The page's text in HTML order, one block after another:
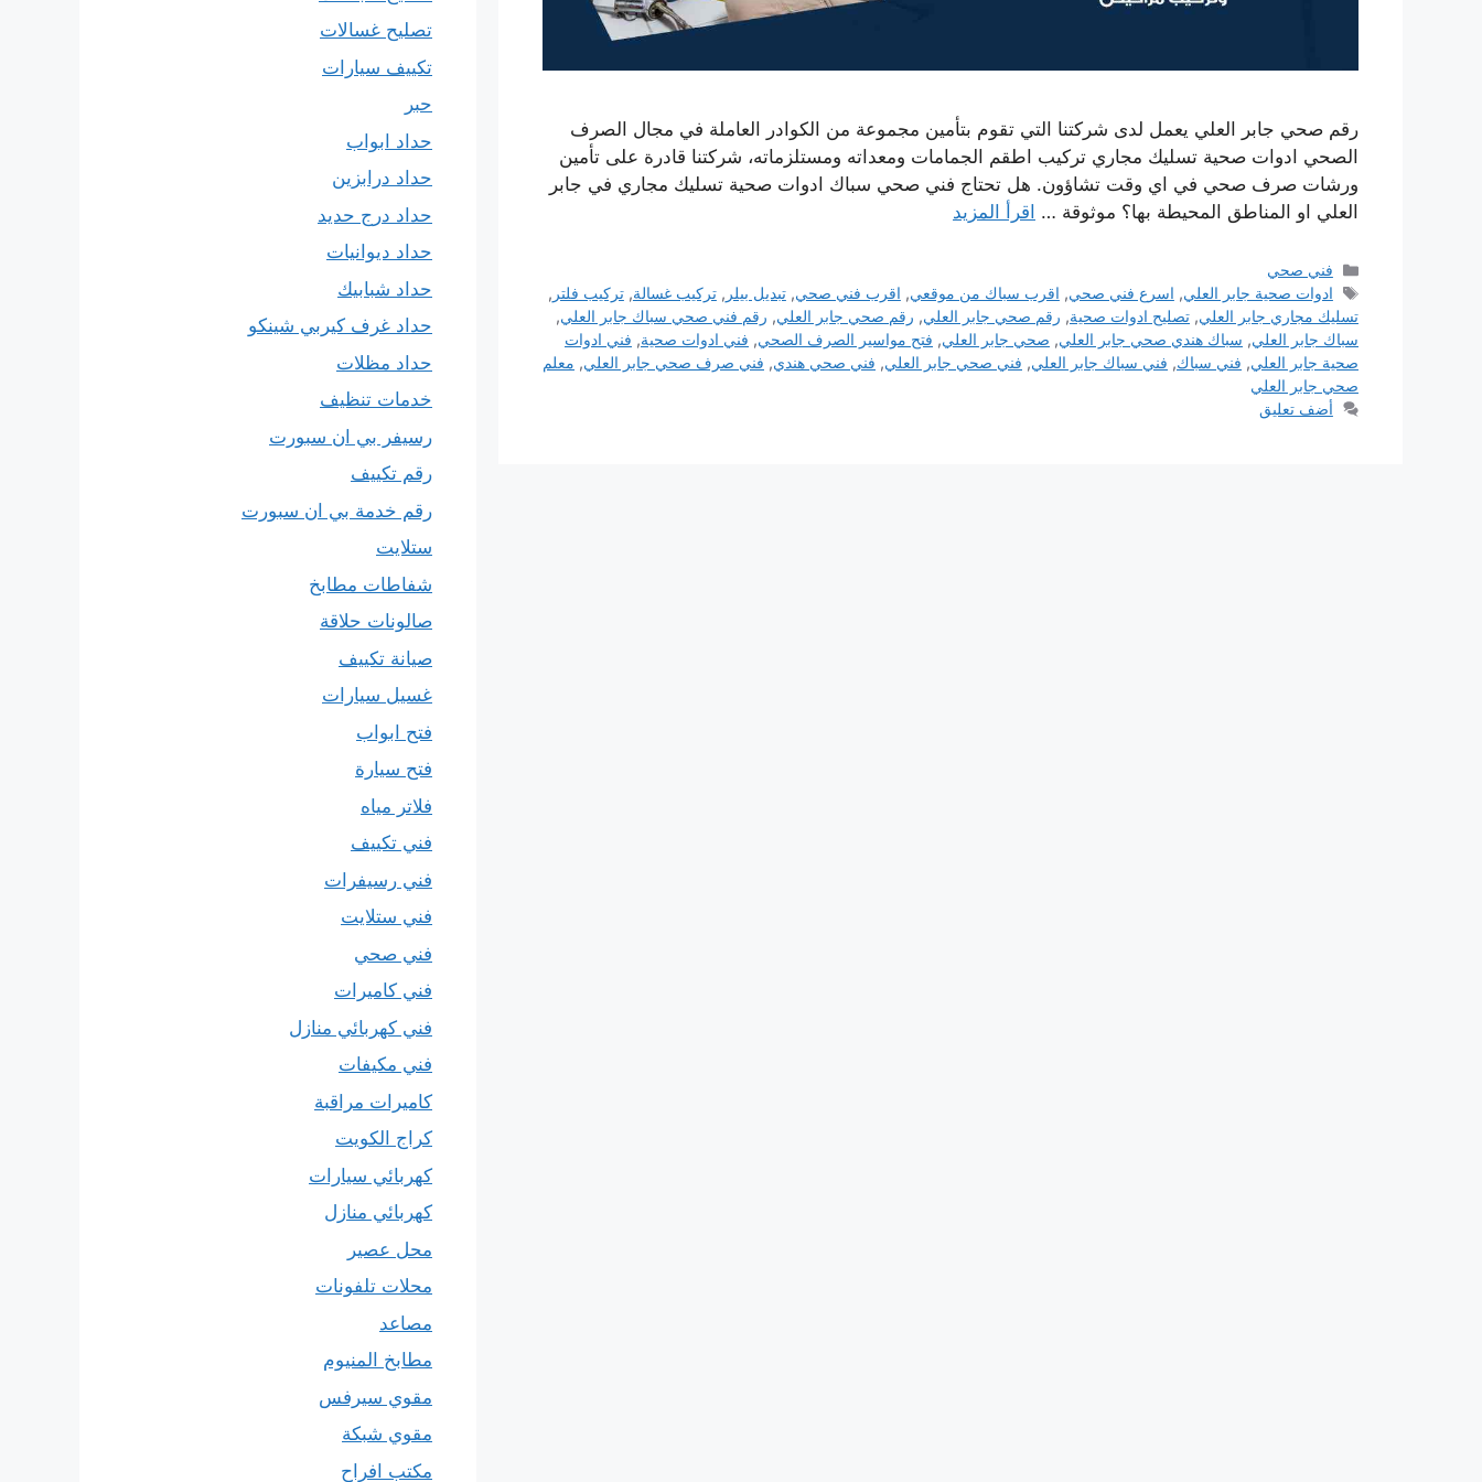
رقم صحي جابر العلي يعمل لدى شركتنا التي تقوم بتأمين مجموعة من الكوادر العاملة في مجال الصرف
الصحي ادوات صحية تسليك مجاري تركيب اطقم الجمامات ومعداته ومستلزماته، شركتنا قادرة على تأمين
ورشات صرف صحي في اي وقت تشاؤون. هل تحتاج فني صحي سباك ادوات صحية تسليك مجاري في جابر
العلي او المناطق المحيطة بها؟ موثوقة … اقرأ المزيد
التصنيفات
فني صحي
الوسوم
ادوات صحية جابر العلي, اسرع فني صحي, اقرب سباك من موقعي, اقرب فني صحي,تبديل بيلر ,تركيب غسالة,تركيب فلتر ,
تسليك مجاري جابر العلي, تصليح ادوات صحية, رقم صحي جابر العلي, رقم صحي جابر العلي, رقم فني صحي سباك جابر العلي,
سباك جابر العلي, سباك هندي صحي جابر العلي, صحي جابر العلي, فتح مواسير الصرف الصحي, فني ادوات صحية, فني ادوات
صحية جابر العلي, فني سباك, فني سباك جابر العلي, فني صحي جابر العلي, فني صحي هندي, فني صرف صحي جابر العلي, معلم
صحي جابر العلي
أضف تعليق
تصليح غسالات
تكييف سيارات
حبر
حداد ابواب
حداد درابزين
حداد درج حديد
حداد ديوانيات
حداد شبابيك
حداد غرف كيربي شينكو
حداد مظلات
خدمات تنظيف
رسيفر بي ان سبورت
رقم تكييف
رقم خدمة بي ان سبورت
ستلايت
شفاطات مطابخ
صالونات حلاقة
صيانة تكييف
غسيل سيارات
فتح ابواب
فتح سيارة
فلاتر مياه
فني تكييف
فني رسيفرات
فني ستلايت
فني صحي
فني كاميرات
فني كهربائي منازل
فني مكيفات
كاميرات مراقبة
كراج الكويت
كهربائي سيارات
كهربائي منازل
محل عصير
محلات تلفونات
مصاعد
مطابخ المنيوم
مقوي سيرفس
مقوي شبكة
مكتب افراح